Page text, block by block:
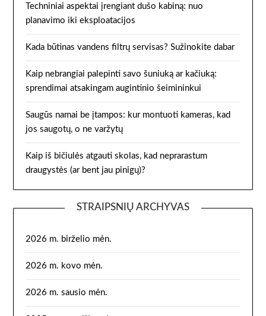
Techniniai aspektai įrengiant dušo kabiną: nuo
planavimo iki eksploatacijos
Kada būtinas vandens filtrų servisas? Sužinokite dabar
Kaip nebrangiai palepinti savo šuniuką ar kačiuką:
sprendimai atsakingam augintinio šeimininkui
Saugūs namai be įtampos: kur montuoti kameras, kad
jos saugotų, o ne varžytų
Kaip iš bičiulės atgauti skolas, kad neprarastum
draugystės (ar bent jau pinigų)?
STRAIPSNIŲ ARCHYVAS
2026 m. birželio mėn.
2026 m. kovo mėn.
2026 m. sausio mėn.